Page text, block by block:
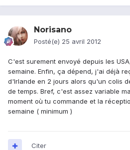
Norisano
Posté(e) 25 avril 2012
C'est surement envoyé depuis les
semaine. Enfin, ça dépend, j'ai déjà
d'Irlande en 2 jours alors qu'un colis
de temps. Bref, c'est assez variable
moment où tu commande et la
semaine ( minimum )
Citer